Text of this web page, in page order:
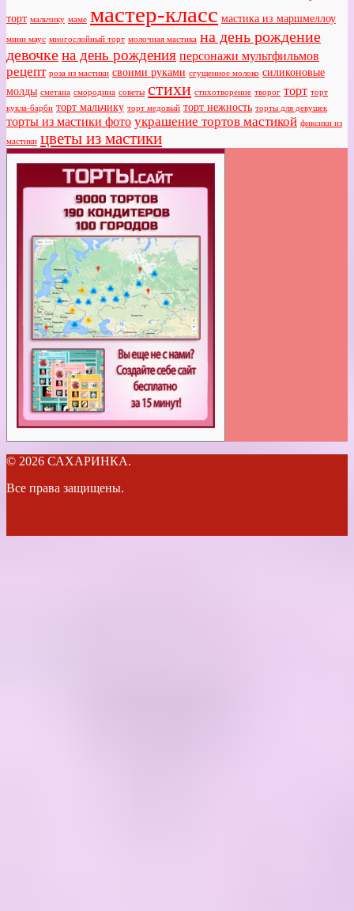
торт мальчику маме мастер-класс мастика из маршмеллоу
мини маус многослойный торт молочная мастика на день рождение
девочкена день рождения персонажи мультфильмов
рецепт роза из мастики своими руками сгущенное молоко силиконовые
молды сметана смородина советы стихи стихотворение творог торт торт
кукла-барби торт мальчику торт медовый торт нежность торты для девушек
торты из мастики фото украшение тортов мастикой фиксики из
мастики цветы из мастики
© 2026 САХАРИНКА.
Все права защищены.